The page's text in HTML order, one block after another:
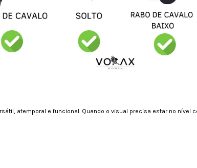
atemporal e funcional. Quando o visual precisa estar no nível